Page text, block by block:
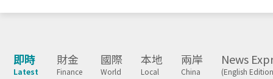
即時
Latest
財金
Finance
國際
World
本地
Local
兩岸
China
News
(English